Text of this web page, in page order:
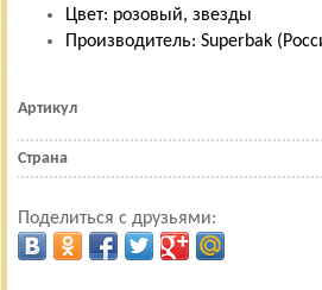
Цвет: розовый, звезды
Производитель: Superbak
Артикул
Страна
Поделиться с друзьями: